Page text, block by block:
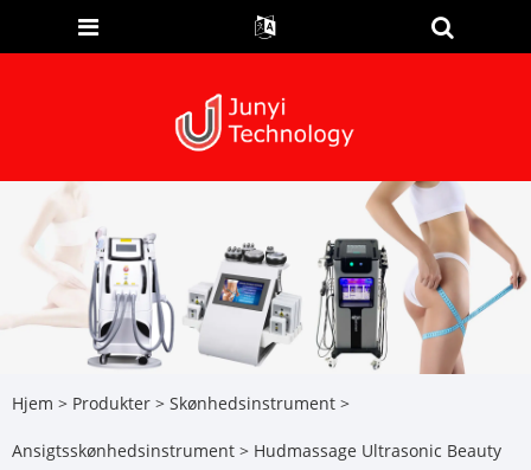
Hjem > Produkter > Skønhedsinstrument >
Ansigtsskønhedsinstrument > Hudmassage Ultrasonic Beauty